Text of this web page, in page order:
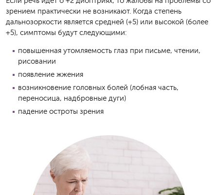
зрением практически не возникают. Когда степень
дальнозоркости является средней (+5) или высокой (более
+5), симптомы будут следующими:
повышенная утомляемость глаз при письме, чтении,
рисовании
появление жжения
возникновение головных болей (лобная часть,
переносица, надбровные дуги)
падение остроты зрения